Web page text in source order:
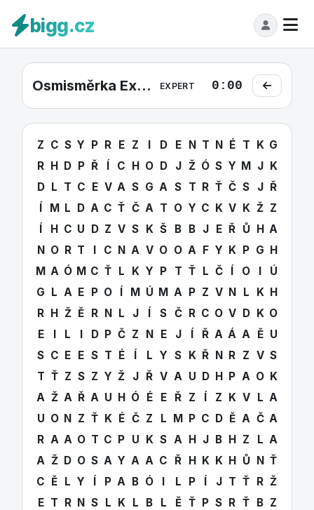
bigg.cz
Osmisměrka Expert #17 EXPERT 0:00
Z C S Y P R E Z I D E N T N É T K G
R H D P Ř Í C H O D J Ž Ó S Y M J K
D L T C E V A S G A S T R Ť Č S J Ř
Í
M L D A C Ť Č A T O Y C K V K Ž Z
Í
H C U D Z V S K Š B B J E Ř Ů H A
N O R T I C N A V O O A F Y K P G H
M A Ó M C Ť L K Y P T Ť L Č Í O I
Ú
G L A E P O Í M Ú M A P Z V N L K H
R H Ž Ě R N L J Í S Č R C O V D K O
E
I L I D P Č Z N E J Í Ř A Á A Ě U
S C E E S T É Í L Y S K Ř N R Z V S
T Ť Z S Z Y Ž J Ř V A U D H P A O K
A Ž A Ř A U H Ó É E Ř Z Í Z K V L A
U O N Z Ť K É Č Z L M P C D Ě A Č A
R A A O T C P U K S A H J B H Z L A
A Ž D O S A Y A A C Ř H K K H Ů N Ť
C Ě L Y Í P A B Ó I L P Í J T Ť R Ž
E T R N S L K L B L Ě Ť P S R Ť B Z